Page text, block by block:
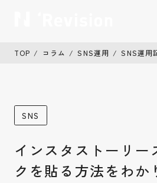
トップ TOP
制作実績
サービス Service
TOP コラム SNS運用 SNS運用
SNS
インスタストーリー
クを貼る方法をわか